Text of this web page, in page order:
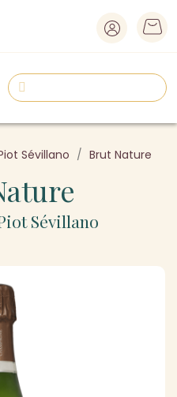
Sévillano Brut Nature
Sévillano